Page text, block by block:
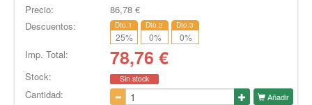
Precio: 86,78€
Descuentos:
Dto.1
25%
Dto.2
0%
Dto.3
0%
Imp. Total: 78,76 €
Stock: Sin stock
Cantidad: Añadir